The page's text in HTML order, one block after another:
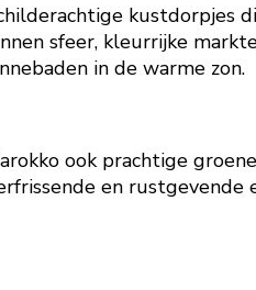
kustdorpjes
sfeer, kleurrijke
in de warme zon.
ook prachtige
en